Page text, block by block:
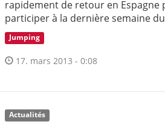
rapidement de retour en
participer à la dernière semaine
Jumping
17. mars 2013 - 0:08
Actualités